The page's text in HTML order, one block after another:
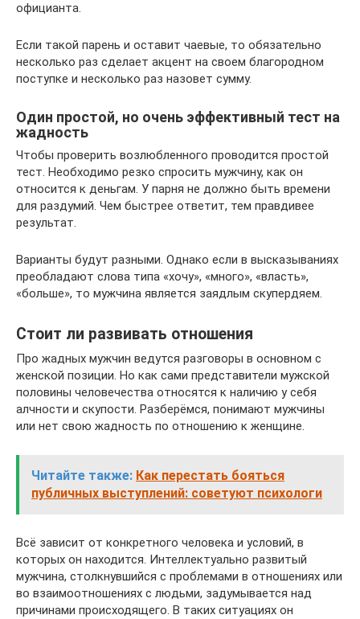
официанта.
Если такой парень и оставит чаевые, то обязательно
несколько раз сделает акцент на своем благородном
поступке и несколько раз назовет сумму.
Один простой, но очень эффективный тест на
жадность
Чтобы проверить возлюбленного проводится простой
тест. Необходимо резко спросить мужчину, как он
относится к деньгам. У парня не должно быть времени
для раздумий. Чем быстрее ответит, тем правдивее
результат.
Варианты будут разными. Однако если в высказываниях
преобладают слова типа «хочу», «много», «власть»,
«больше», то мужчина является заядлым скупердяем.
Стоит ли развивать отношения
Про жадных мужчин ведутся разговоры в основном с
женской позиции. Но как сами представители мужской
половины человечества относятся к наличию у себя
алчности и скупости. Разберёмся, понимают мужчины
или нет свою жадность по отношению к женщине.
Читайте также: Как перестать бояться
публичных выступлений: советуют психологи
Всё зависит от конкретного человека и условий, в
которых он находится. Интеллектуально развитый
мужчина, столкнувшийся с проблемами в отношениях или
во взаимоотношениях с людьми, задумывается над
причинами происходящего. В таких ситуациях он